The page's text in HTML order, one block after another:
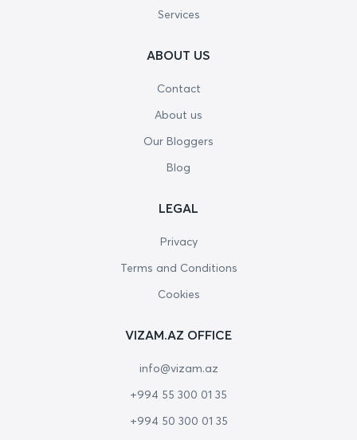
Services
ABOUT US
Contact
About us
Our Bloggers
Blog
LEGAL
Privacy
Terms and Conditions
Cookies
VIZAM.AZ OFFICE
info@vizam.az
+994 55 300 01 35
+994 50 300 01 35